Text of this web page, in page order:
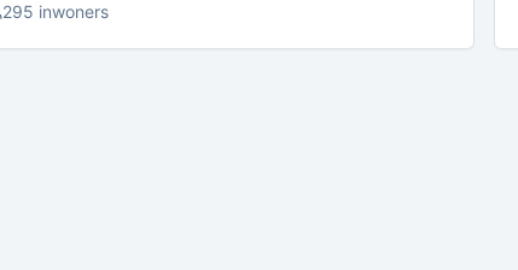
295 inwoners